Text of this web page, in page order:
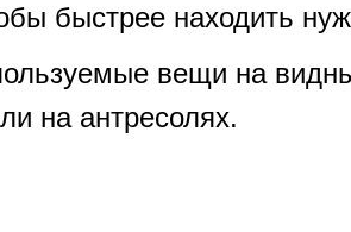
быстрее находить
вещи на
на антресолях.